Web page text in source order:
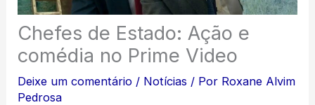
Chefes de Estado: Ação e
comédia no Prime Video
Deixe um comentário / Notícias / Por Roxane Alvim
Pedrosa